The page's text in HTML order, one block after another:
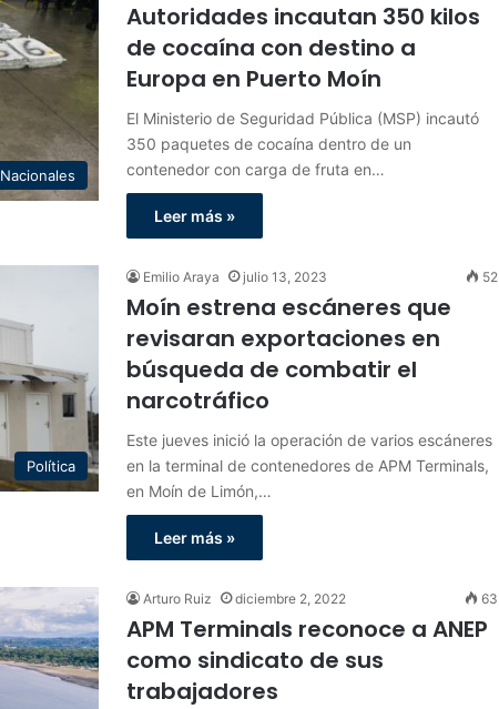
Nacionales
Autoridades incautan 350 kilos
de cocaína con destino a
Europa en Puerto Moín
El Ministerio de Seguridad Pública (MSP) incautó
350 paquetes de cocaína dentro de un
contenedor con carga de fruta en…
Leer más »
Política
Emilio Araya julio 13, 2023 52
Moín estrena escáneres que
revisaran exportaciones en
búsqueda de combatir el
narcotráfico
Este jueves inició la operación de varios escáneres
en la terminal de contenedores de APM Terminals,
en Moín de Limón,…
Leer más »
Arturo Ruiz diciembre 2, 2022 63
APM Terminals reconoce a ANEP
como sindicato de sus
trabajadores